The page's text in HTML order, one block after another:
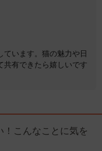
います。猫の魅力や日
共有できたら嬉しいです
こんなことに気を